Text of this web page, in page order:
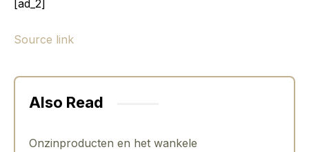
[ad_2]
Source link
Also Read
Onzinproducten en het wankele